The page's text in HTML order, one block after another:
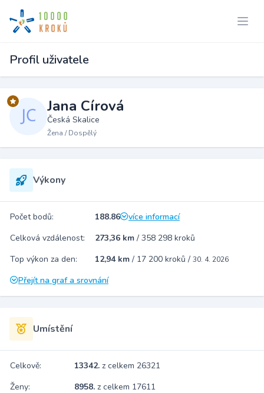
Profil uživatele
Jana Círová
Česká Skalice
Žena / Dospělý
Výkony
Počet bodů: 188.86
více informací
Celková vzdálenost:
273,36 km / 358 298 kroků
Top výkon za den:
12,94 km / 17 200 kroků / 30. 4. 2026
Přejít na graf a srovnání
Umístění
Celkově: 13342. z celkem 26321
Ženy:
8958. z celkem 17611